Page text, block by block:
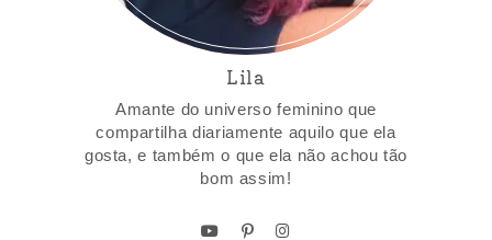
Lila
Amante do universo feminino que
compartilha diariamente aquilo que ela
gosta, e também o que ela não achou tão
bom assim!